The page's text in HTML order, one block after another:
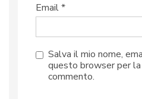
Email*
Salva il mio nome,
questo browser per
commento.